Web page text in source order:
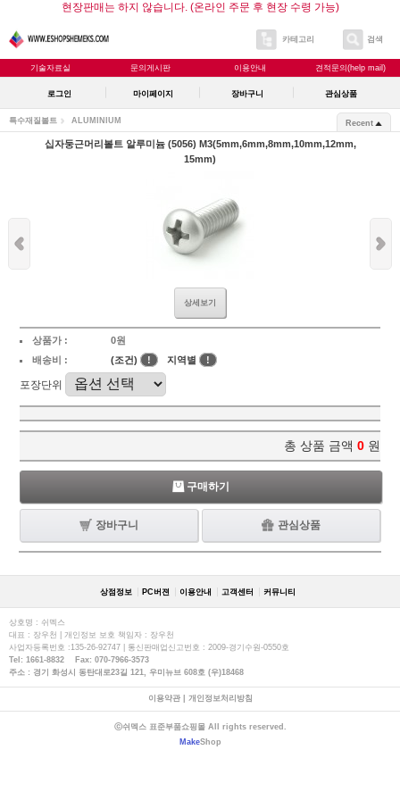
현장판매는 하지 않습니다. (온라인 주문 후 현장 수령 가능)
카테고리 검색
기술자료실 문의게시판 이용안내 견적문의(help mail)
로그인 마이페이지 장바구니 관심상품
특수재질볼트 ALUMINIUM Recent
십자둥근머리볼트 알루미늄 (5056) M3(5mm,6mm,8mm,10mm,12mm,
15mm)
상세보기
상품가 :
0원
배송비 :
(조건) ! 지역별 !
포장단위
총 상품 금액 0 원
구매하기
장바구니 관심상품
상점정보 PC버젼 이용안내 고객센터 커뮤니티
상호명 : 쉬멕스
대표 : 장우천 | 개인정보 보호 책임자 : 장우천
사업자등록번호 :135-26-92747 | 통신판매업신고번호 : 2009-경기수원-0550호
Tel: 1661-8832 Fax: 070-7966-3573
주소 : 경기 화성시 동탄대로23길 121, 우미뉴브 608호 (우)18468
이용약관| 개인정보처리방침
ⓒ쉬멕스 표준부품쇼핑몰 All rights reserved.
MakeShop